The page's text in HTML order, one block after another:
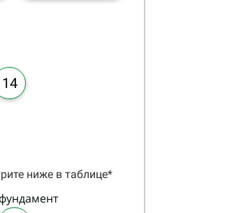
14
ниже в таблице*